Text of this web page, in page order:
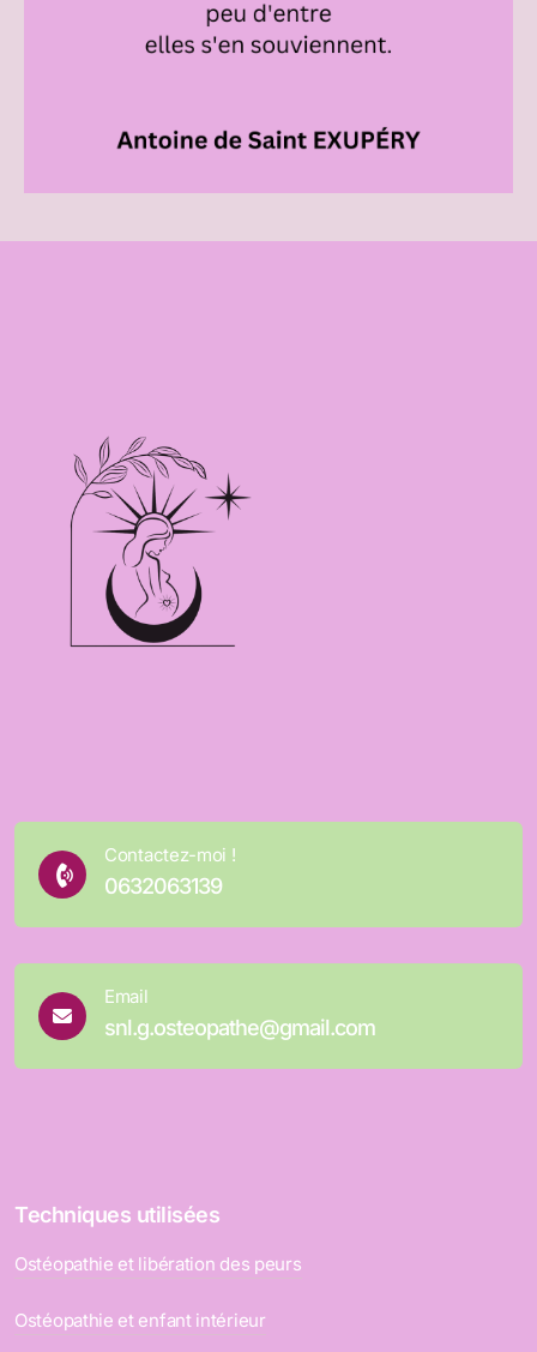
Contactez-moi !
0632063139
Email
snl.g.osteopathe@gmail.com
Techniques utilisées
Ostéopathie et libération des peurs
Ostéopathie et enfant intérieur